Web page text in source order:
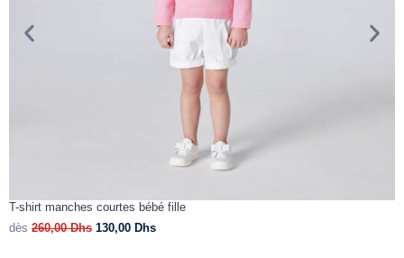
T-shirt manches courtes bébé fille
dès 260,00Dhs 130,00 Dhs